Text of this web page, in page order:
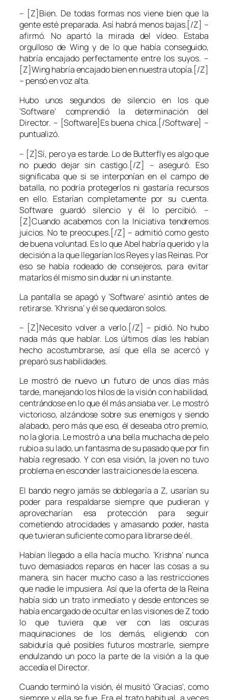
– [Z]Bien. De todas formas nos viene bien que la
gente esté preparada. Así habrá menos bajas.[/Z] –
afirmó. No apartó la mirada del vídeo. Estaba
orgulloso de Wing y de lo que había conseguido,
habría encajado perfectamente entre los suyos. –
[Z]Wing habría encajado bien en nuestra utopía.[/Z]
– pensó en voz alta.
Hubo unos segundos de silencio en los que
‘Software’ comprendió la determinación del
Director. – [Software]Es buena chica.[/Software] –
puntualizó.
– [Z]Sí, pero ya es tarde. Lo de Butterfly es algo que
no puedo dejar sin castigo.[/Z] – aseguró. Eso
significaba que si se interponían en el campo de
batalla, no podría protegerlos ni gastaría recursos
en ello. Estarían completamente por su cuenta.
Software guardó silencio y él lo percibió. –
[Z]Cuando acabemos con la Iniciativa tendremos
juicios. No te preocupes.[/Z] – admitió como gesto
de buena voluntad. Es lo que Abel habría querido y la
decisión a la que llegarían los Reyes y las Reinas. Por
eso se había rodeado de consejeros, para evitar
matarlos él mismo sin dudar ni un instante.
La pantalla se apagó y ‘Software’ asintió antes de
retirarse. ‘Khrisna’ y él se quedaron solos.
– [Z]Necesito volver a verlo.[/Z] – pidió. No hubo
nada más que hablar. Los últimos días les habían
hecho acostumbrarse, así que ella se acercó y
preparó sus habilidades.
Le mostró de nuevo un futuro de unos días más
tarde, manejando los hilos de la visión con habilidad,
centrándose en lo que él más ansiaba ver. Le mostró
victorioso, alzándose sobre sus enemigos y siendo
alabado, pero más que eso, él deseaba otro premio,
no la gloria. Le mostró a una bella muchacha de pelo
rubio a su lado, un fantasma de su pasado que por fin
había regresado. Y con esa visión, la joven no tuvo
problema en esconder las traiciones de la escena.
El bando negro jamás se doblegaría a Z, usarían su
poder para respaldarse siempre que pudieran y
aprovecharían esa protección para seguir
cometiendo atrocidades y amasando poder, hasta
que tuvieran suficiente como para librarse de él.
Habían llegado a ella hacía mucho. ‘Krishna’ nunca
tuvo demasiados reparos en hacer las cosas a su
manera, sin hacer mucho caso a las restricciones
que nadie le impusiera. Así que la oferta de la Reina
había sido un trato inmediato y desde entonces se
había encargado de ocultar en las visiones de Z todo
lo que tuviera que ver con las oscuras
maquinaciones de los demás, eligiendo con
sabiduría qué posibles futuros mostrarle, siempre
endulzando un poco la parte de la visión a la que
accedía el Director.
Cuando terminó la visión, él musitó ‘Gracias’, como